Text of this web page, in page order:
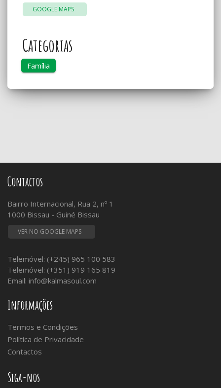
GOOGLE MAPS
Categorias
Família
Contactos
Bairro Internacional, Rua 2, nº 1
1000 Bissau - Guiné Bissau
VER NO GOOGLE MAPS
Telemóvel: (+245) 965 100 583
Telemóvel: (+351) 919 165 819
Email: info@kalmasoul.com
Informações
Termos e Condições
Política de Privacidade
Contactos
Siga-nos